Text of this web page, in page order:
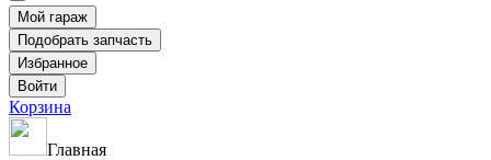
Корзина
Главная